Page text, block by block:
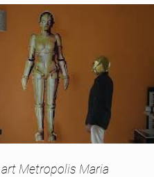
anamorphic art Metropolis Maria